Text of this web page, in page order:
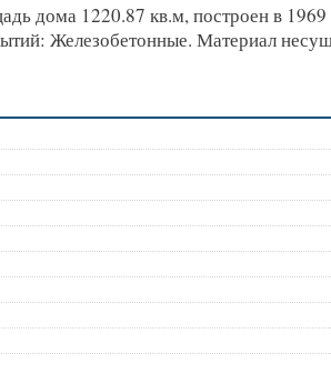
дома 1220.87 кв.м, построен в
Железобетонные. Материал